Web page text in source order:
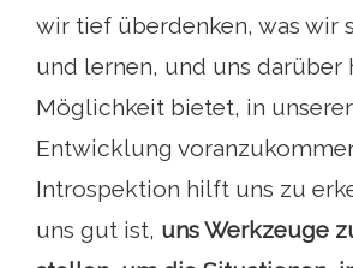
wir tief überdenken, was wir
und lernen, und uns darüber
Möglichkeit bietet, in
Entwicklung
Introspektion hilft uns zu
uns gut ist, uns Werkzeuge